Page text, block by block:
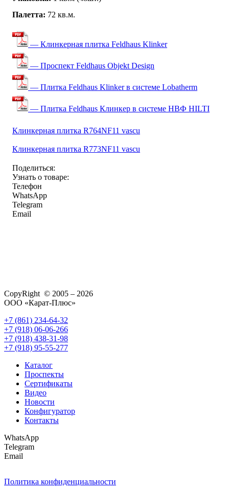
Палетта: 72 кв.м.
— Клинкерная плитка Feldhaus Klinker
— Проспект Feldhaus Objekt Design
— Плитка Feldhaus Klinker в системе Lobatherm
— Плитка Feldhaus Клинкер в системе НВФ HILTI
Клинкерная плитка R764NF11 vascu
Клинкерная плитка R773NF11 vascu
Поделиться:
Узнать о товаре:
Телефон
WhatsApp
Telegram
Email
CopyRight © 2005 – 2026
ООО «Карат-Плюс»
+7 (861) 234-64-32
+7 (918) 06-06-266
+7 (918) 438-31-98
+7 (918) 95-55-277
Каталог
Проспекты
Сертификаты
Видео
Новости
Конфигуратор
Контакты
WhatsApp
Telegram
Email
Политика конфиденциальности